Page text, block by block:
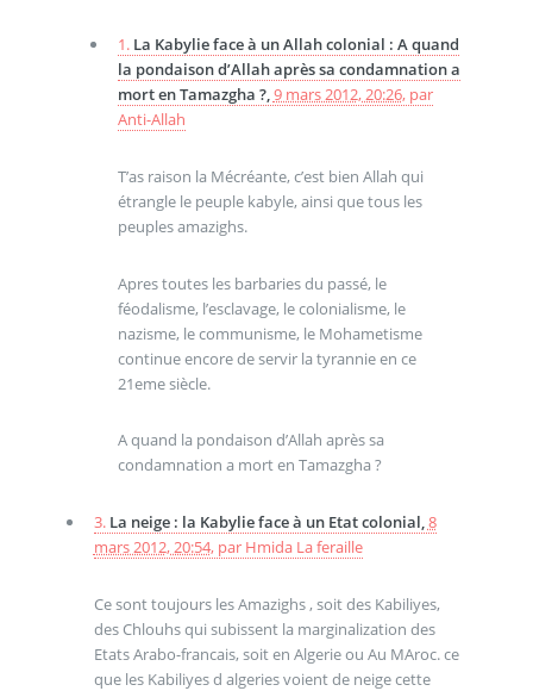
1. La Kabylie face à un Allah colonial : A quand
la pondaison d’Allah après sa condamnation a
mort en Tamazgha ?,9 mars 2012, 20:26, par
Anti-Allah
T’as raison la Mécréante, c’est bien Allah qui
étrangle le peuple kabyle, ainsi que tous les
peuples amazighs.
Apres toutes les barbaries du passé, le
féodalisme, l’esclavage, le colonialisme, le
nazisme, le communisme, le Mohametisme
continue encore de servir la tyrannie en ce
21eme siècle.
A quand la pondaison d’Allah après sa
condamnation a mort en Tamazgha ?
3. La neige : la Kabylie face à un Etat colonial,8
mars 2012, 20:54, par Hmida La feraille
Ce sont toujours les Amazighs , soit des Kabiliyes,
des Chlouhs qui subissent la marginalization des
Etats Arabo-francais, soit en Algerie ou Au MAroc. ce
que les Kabiliyes d algeries voient de neige cette